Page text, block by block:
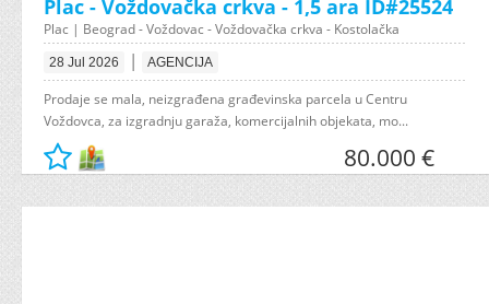
Plac - Voždovačka crkva - 1,5 ara ID#25524
Plac | Beograd - Voždovac - Voždovačka crkva - Kostolačka
28 Jul 2026 | AGENCIJA
Prodaje se mala, neizgrađena građevinska parcela u Centru
Voždovca, za izgradnju garaža, komercijalnih objekata, mo...
80.000 €